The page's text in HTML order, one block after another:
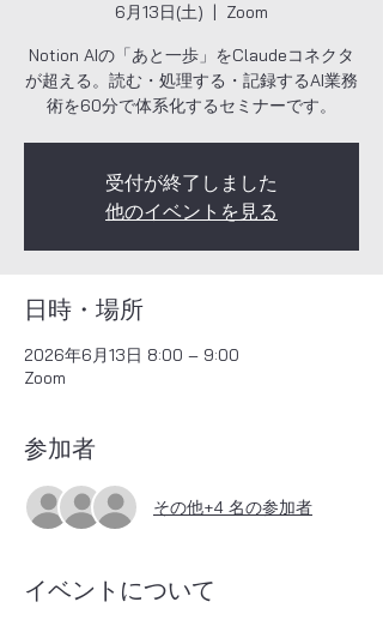
6月13日(土)
  |
Zoom
Notion AIの「あと一歩」をClaudeコネクタ
が超える。読む・処理する・記録するAI業務
術を60分で体系化するセミナーです。
受付が終了しました
他のイベントを見る
日時・場所
2026年6月13日 8:00 – 9:00
Zoom
参加者
その他+4 名の参加者
イベントについて